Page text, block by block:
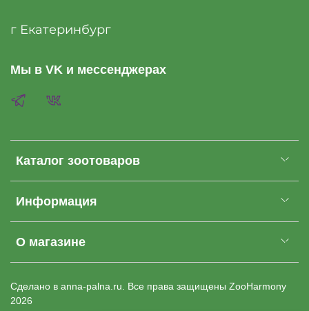
Каталог зоотоваров
Информация
О магазине
г Екатеринбург
Мы в VK и мессенджерах
Cделано в anna-palna.ru. Все права защищены ZooHarmony
2026